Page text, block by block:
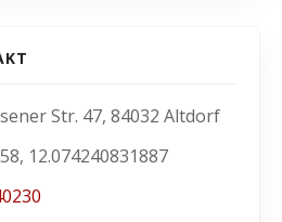
Str. 47, 84032 Altdorf
12.074240831887